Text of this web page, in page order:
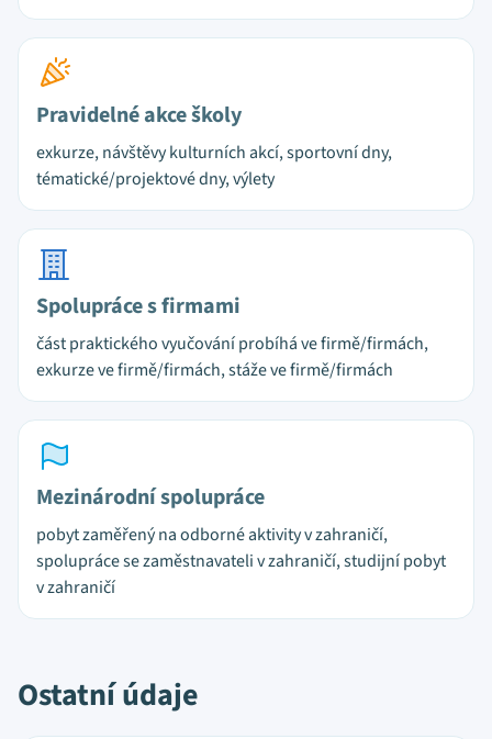
Pravidelné akce školy
exkurze, návštěvy kulturních akcí, sportovní dny,
tématické/projektové dny, výlety
Spolupráce s firmami
část praktického vyučování probíhá ve firmě/firmách,
exkurze ve firmě/firmách, stáže ve firmě/firmách
Mezinárodní spolupráce
pobyt zaměřený na odborné aktivity v zahraničí,
spolupráce se zaměstnavateli v zahraničí, studijní pobyt
v zahraničí
Ostatní údaje